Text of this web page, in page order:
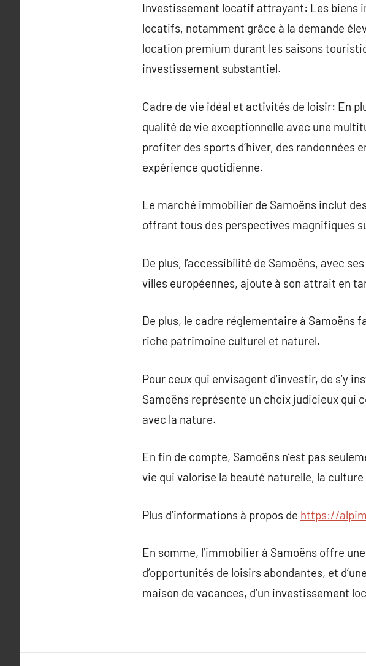
Investissement locatif attrayant: Les biens
locatifs, notamment grâce à la demande
location premium durant les saisons
investissement substantiel.
Cadre de vie idéal et activités de loisir: En
qualité de vie exceptionnelle avec une
profiter des sports d’hiver, des randonnées
expérience quotidienne.
Le marché immobilier de Samoëns inclut
offrant tous des perspectives magnifiques
De plus, l’accessibilité de Samoëns, avec
villes européennes, ajoute à son attrait en
De plus, le cadre réglementaire à Samoëns
riche patrimoine culturel et naturel.
Pour ceux qui envisagent d’investir, de s’y
Samoëns représente un choix judicieux qui
avec la nature.
En fin de compte, Samoëns n’est pas
vie qui valorise la beauté naturelle, la
Plus d’informations à propos de https://
En somme, l’immobilier à Samoëns offre
d’opportunités de loisirs abondantes, et
maison de vacances, d’un investissement